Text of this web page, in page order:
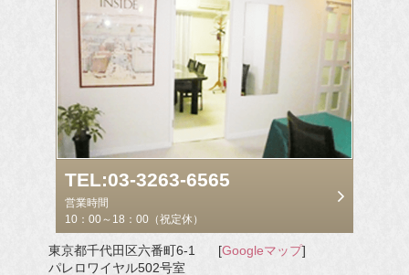
TEL:03-3263-6565
営業時間
10：00～18：00（祝定休）
東京都千代田区六番町6-1
パレロワイヤル502号室
[Googleマップ]